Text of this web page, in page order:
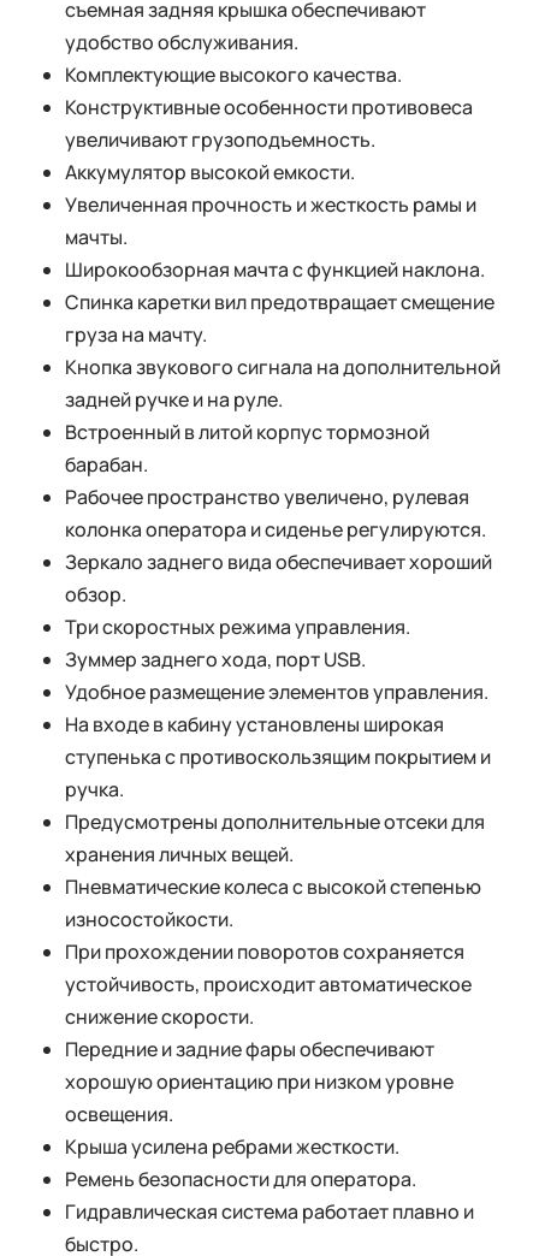
съемная задняя крышка обеспечивают
удобство обслуживания.
Комплектующие высокого качества.
Конструктивные особенности противовеса
увеличивают грузоподъемность.
Аккумулятор высокой емкости.
Увеличенная прочность и жесткость рамы и
мачты.
Широкообзорная мачта с функцией наклона.
Спинка каретки вил предотвращает смещение
груза на мачту.
Кнопка звукового сигнала на дополнительной
задней ручке и на руле.
Встроенный в литой корпус тормозной
барабан.
Рабочее пространство увеличено, рулевая
колонка оператора и сиденье регулируются.
Зеркало заднего вида обеспечивает хороший
обзор.
Три скоростных режима управления.
Зуммер заднего хода, порт USB.
Удобное размещение элементов управления.
На входе в кабину установлены широкая
ступенька с противоскользящим покрытием и
ручка.
Предусмотрены дополнительные отсеки для
хранения личных вещей.
Пневматические колеса с высокой степенью
износостойкости.
При прохождении поворотов сохраняется
устойчивость, происходит автоматическое
снижение скорости.
Передние и задние фары обеспечивают
хорошую ориентацию при низком уровне
освещения.
Крыша усилена ребрами жесткости.
Ремень безопасности для оператора.
Гидравлическая система работает плавно и
быстро.